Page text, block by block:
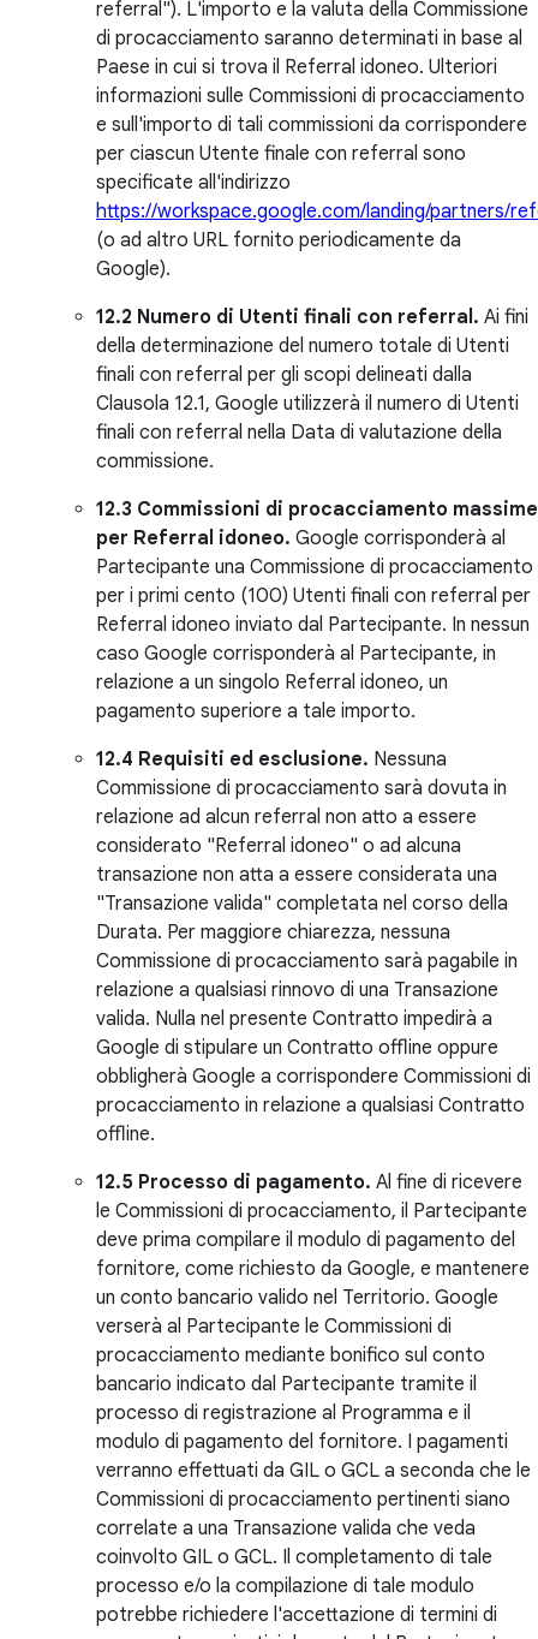
referral"). L'importo e la valuta della Commissione
di procacciamento saranno determinati in base al
Paese in cui si trova il Referral idoneo. Ulteriori
informazioni sulle Commissioni di procacciamento
e sull'importo di tali commissioni da corrispondere
per ciascun Utente finale con referral sono
specificate all'indirizzo
https://workspace.google.com/landing/partners/
(o ad altro URL fornito periodicamente da
Google).
12.2 Numero di Utenti finali con referral. Ai fini
della determinazione del numero totale di Utenti
finali con referral per gli scopi delineati dalla
Clausola 12.1, Google utilizzerà il numero di Utenti
finali con referral nella Data di valutazione della
commissione.
12.3 Commissioni di procacciamento massime
per Referral idoneo. Google corrisponderà al
Partecipante una Commissione di procacciamento
per i primi cento (100) Utenti finali con referral per
Referral idoneo inviato dal Partecipante. In nessun
caso Google corrisponderà al Partecipante, in
relazione a un singolo Referral idoneo, un
pagamento superiore a tale importo.
12.4 Requisiti ed esclusione. Nessuna
Commissione di procacciamento sarà dovuta in
relazione ad alcun referral non atto a essere
considerato "Referral idoneo" o ad alcuna
transazione non atta a essere considerata una
"Transazione valida" completata nel corso della
Durata. Per maggiore chiarezza, nessuna
Commissione di procacciamento sarà pagabile in
relazione a qualsiasi rinnovo di una Transazione
valida. Nulla nel presente Contratto impedirà a
Google di stipulare un Contratto offline oppure
obbligherà Google a corrispondere Commissioni di
procacciamento in relazione a qualsiasi Contratto
offline.
12.5 Processo di pagamento. Al fine di ricevere
le Commissioni di procacciamento, il Partecipante
deve prima compilare il modulo di pagamento del
fornitore, come richiesto da Google, e mantenere
un conto bancario valido nel Territorio. Google
verserà al Partecipante le Commissioni di
procacciamento mediante bonifico sul conto
bancario indicato dal Partecipante tramite il
processo di registrazione al Programma e il
modulo di pagamento del fornitore. I pagamenti
verranno effettuati da GIL o GCL a seconda che le
Commissioni di procacciamento pertinenti siano
correlate a una Transazione valida che veda
coinvolto GIL o GCL. Il completamento di tale
processo e/o la compilazione di tale modulo
potrebbe richiedere l'accettazione di termini di